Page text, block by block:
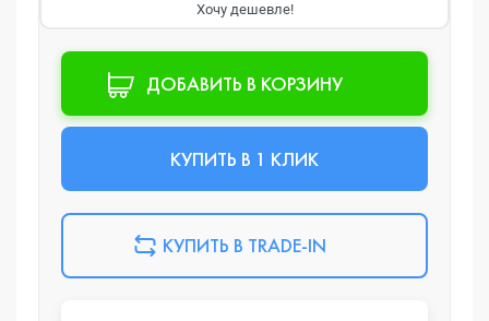
Хочу дешевле!
ДОБАВИТЬ В КОРЗИНУ
КУПИТЬ В 1 КЛИК
КУПИТЬ В TRADE-IN